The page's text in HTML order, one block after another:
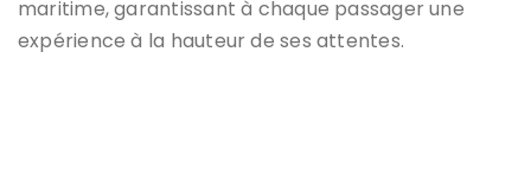
maritime, garantissant à chaque passager une
expérience à la hauteur de ses attentes.